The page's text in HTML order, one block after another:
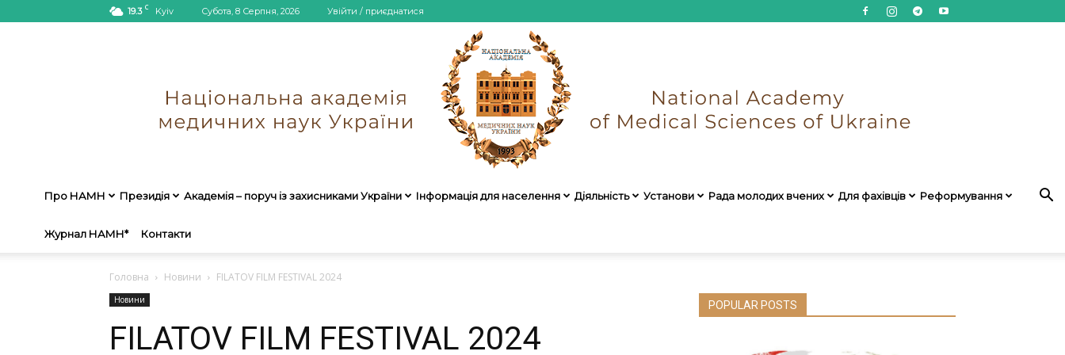
19.3 C Kyiv Субота, 8 Серпня, 2026 Увійти / приєднатися
України
Про НАМН Президія Академія – поруч із захисниками України Інформація для населення Діяльність Установи Рада молодих вчених Для фахівців Реформування
Журнал НАМН* Контакти
Головна Новини FILATOV FILM FESTIVAL 2024
Новини
FILATOV FILM FESTIVAL 2024
POPULAR POSTS